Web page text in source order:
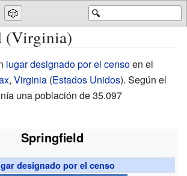
🔍
🎲
(Virginia)
lugar designado por el censoen el
, Virginia (Estados Unidos). Según el
una población de 35.097
Springfield
designado por el censo